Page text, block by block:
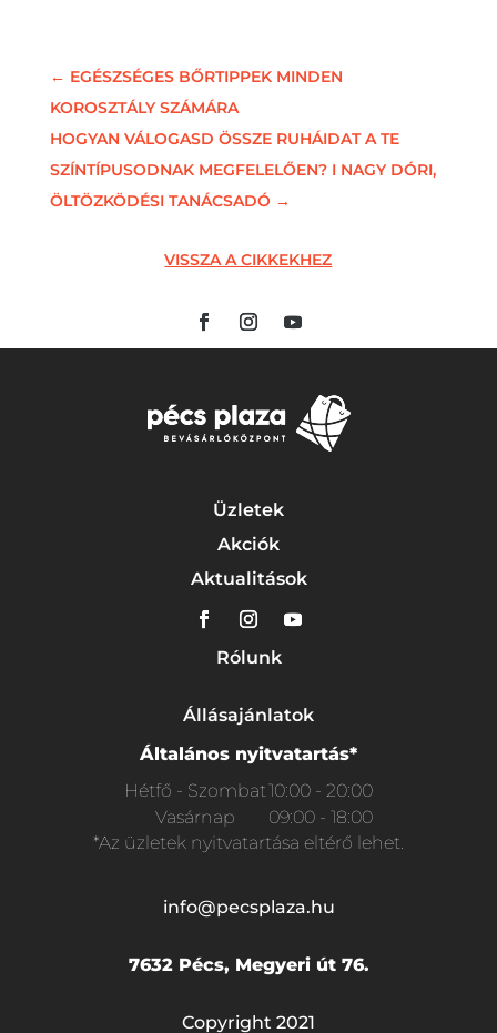
← EGÉSZSÉGES BŐRTIPPEK MINDEN
KOROSZTÁLY SZÁMÁRA
HOGYAN VÁLOGASD ÖSSZE RUHÁIDAT A TE
SZÍNTÍPUSODNAK MEGFELELŐEN? I NAGY DÓRI,
ÖLTÖZKÖDÉSI TANÁCSADÓ→
VISSZA A CIKKEKHEZ
Üzletek
Akciók
Aktualitások
Rólunk
Állásajánlatok
Általános nyitvatartás*
Hétfő - Szombat10:00 - 20:00
Vasárnap
09:00 - 18:00
*Az üzletek nyitvatartása eltérő lehet.
info@pecsplaza.hu
7632 Pécs, Megyeri út 76.
Copyright 2021